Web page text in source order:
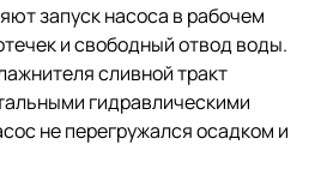
запуск насоса в рабочем
и свободный отвод воды.
сливной тракт
гидравлическими
не перегружался осадком и